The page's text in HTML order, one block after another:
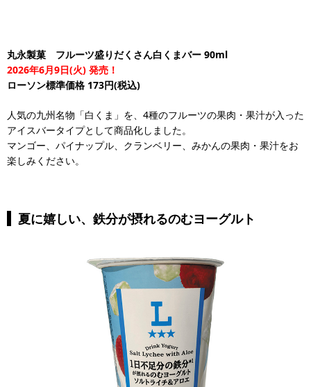
丸永製菓 フルーツ盛りだくさん白くまバー 90ml
2026年6月9日(火) 発売！
ローソン標準価格 173円(税込)
人気の九州名物「白くま」を、4種のフルーツの果肉・果汁が入った
アイスバータイプとして商品化しました。
マンゴー、パイナップル、クランベリー、みかんの果肉・果汁をお
楽しみください。
夏に嬉しい、鉄分が摂れるのむヨーグルト